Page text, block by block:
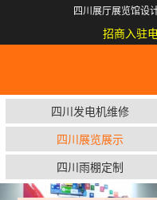
四川展厅展览馆设
招商入驻
四川发电机维修
四川展览展示
四川雨棚定制